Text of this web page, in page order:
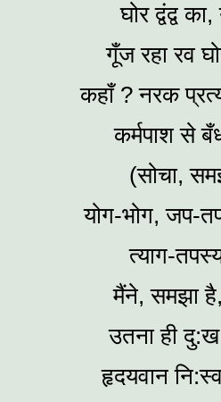
घोर द्वंद्व
गूँज रहा रव
कहाँ ? नरक
कर्मपाश से
(सोचा,
योग-भोग, जप-
त्‍याग-
मैंने, समझा
उतना ही
हृदयवान